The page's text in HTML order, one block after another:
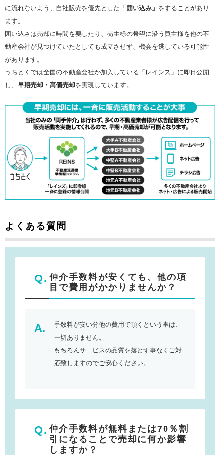
に流れないよう、自社販売を優先とした 「囲い込み」 をすることがあり
ます。
囲い込みは売却に時間を要したり、売主様の希望に沿う買主様を他の不
動産会社が見つけていたとしても成立させず、機会を逃している可能性
があります。
うちとくでは全国の不動産会社が加入している「レインズ」に即日公開
し、 早期売却・高価売却を実現しています。
よくある質問
仲介手数料が安くても、他の項
目で費用がかかりませんか？
手数料が安い分他の費用で頂くという事は、
一切ありません。
もちろんサービスの品質を落とす事なくご対
応致しますのでご安心ください。
仲介手数料が無料または70％割
引になることで売却に何か影響
しますか？